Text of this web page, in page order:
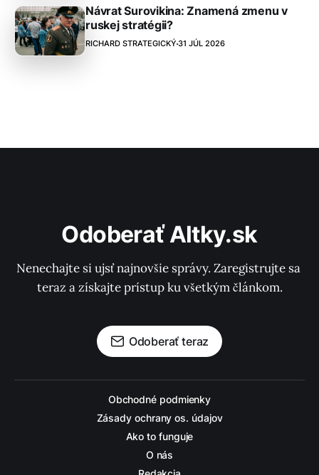
Návrat Surovikina: Znamená zmenu v
ruskej stratégii?
RICHARD STRATEGICKÝ 31 JÚL 2026
Odoberať Altky.sk
Nenechajte si ujsť najnovšie správy. Zaregistrujte sa
teraz a získajte prístup ku všetkým článkom.
Odoberať teraz
Obchodné podmienky
Zásady ochrany os. údajov
Ako to funguje
O nás